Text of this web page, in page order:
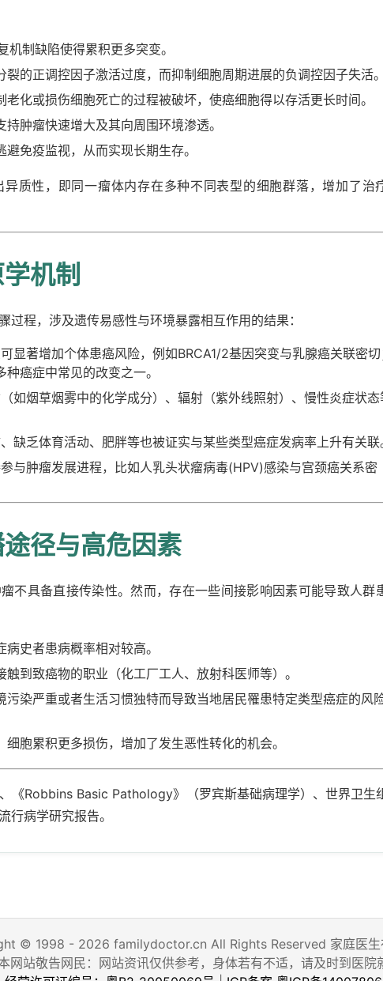
机制缺陷使得累积更多突变。
裂的正调控因子激活过度，而抑制细胞周期进展的负调控因子失活。
老化或损伤细胞死亡的过程被破坏，使癌细胞得以存活更长时间。
持肿瘤快速增大及其向周围环境渗透。
避免疫监视，从而实现长期生存。
质性，即同一瘤体内存在多种不同表型的细胞群落，增加了治
机制
过程，涉及遗传易感性与环境暴露相互作用的结果：
显著增加个体患癌风险，例如BRCA1/2基因突变与乳腺癌关联密切
癌症中常见的改变之一。
如烟草烟雾中的化学成分）、辐射（紫外线照射）、慢性炎症状态
缺乏体育活动、肥胖等也被证实与某些类型癌症发病率上升有关联
与肿瘤发展进程，比如人乳头状瘤病毒(HPV)感染与宫颈癌关系密
径与高危因素
不具备直接传染性。然而，存在一些间接影响因素可能导致人群
病史者患病概率相对较高。
触到致癌物的职业（化工厂工人、放射科医师等）。
污染严重或者生活习惯独特而导致当地居民罹患特定类型癌症的风
细胞累积更多损伤，增加了发生恶性转化的机会。
《Robbins Basic Pathology》（罗宾斯基础病理学）、世界卫生
行病学研究报告。
© 1998 - 2026 familydoctor.cn All Rights Reserved 家庭医生
网站敬告网民：网站资讯仅供参考，身体若有不适，请及时到医院